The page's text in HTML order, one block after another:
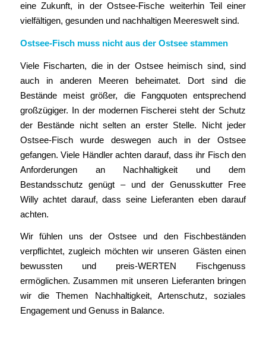
eine Zukunft, in der Ostsee-Fische weiterhin Teil einer
vielfältigen, gesunden und nachhaltigen Meereswelt sind.
Ostsee-Fisch muss nicht aus der Ostsee stammen
Viele Fischarten, die in der Ostsee heimisch sind, sind
auch in anderen Meeren beheimatet. Dort sind die
Bestände meist größer, die Fangquoten entsprechend
großzügiger. In der modernen Fischerei steht der Schutz
der Bestände nicht selten an erster Stelle. Nicht jeder
Ostsee-Fisch wurde deswegen auch in der Ostsee
gefangen. Viele Händler achten darauf, dass ihr Fisch den
Anforderungen an Nachhaltigkeit und dem
Bestandsschutz genügt – und der Genusskutter Free
Willy achtet darauf, dass seine Lieferanten eben darauf
achten.
Wir fühlen uns der Ostsee und den Fischbeständen
verpflichtet, zugleich möchten wir unseren Gästen einen
bewussten und preis-WERTEN Fischgenuss
ermöglichen. Zusammen mit unseren Lieferanten bringen
wir die Themen Nachhaltigkeit, Artenschutz, soziales
Engagement und Genuss in Balance.